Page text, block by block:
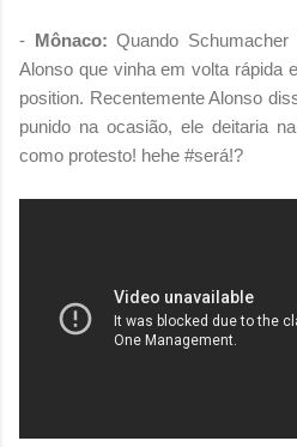
- Mônaco:Quando Schumacher
Alonso que vinha em volta rápida
position. Recentemente Alonso
punido na ocasião, ele deitaria
como protesto! hehe #será!?